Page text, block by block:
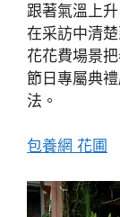
跟著氣溫上
在采訪中清
花花費場景
節日專屬典
法。
包養網 花圃